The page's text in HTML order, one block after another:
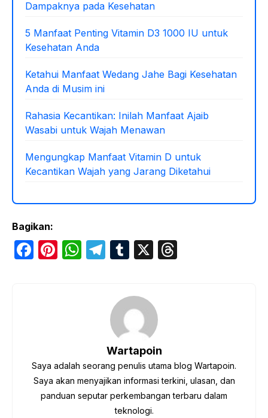
Dampaknya pada Kesehatan
5 Manfaat Penting Vitamin D3 1000 IU untuk
Kesehatan Anda
Ketahui Manfaat Wedang Jahe Bagi Kesehatan
Anda di Musim ini
Rahasia Kecantikan: Inilah Manfaat Ajaib
Wasabi untuk Wajah Menawan
Mengungkap Manfaat Vitamin D untuk
Kecantikan Wajah yang Jarang Diketahui
Bagikan:
F
o
k
Pi W
p
T
gr
a
m
T
bl
X
Wartapoin
Saya adalah seorang penulis utama blog Wartapoin.
Saya akan menyajikan informasi terkini, ulasan, dan
panduan seputar perkembangan terbaru dalam
teknologi.